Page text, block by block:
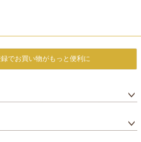
でお買い物がもっと便利に